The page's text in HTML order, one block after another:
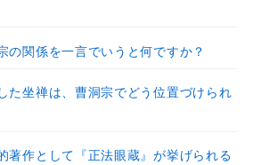
の関係を一言でいうと何ですか？
た坐禅は、曹洞宗でどう位置づけられ
著作として『正法眼蔵』が挙げられる